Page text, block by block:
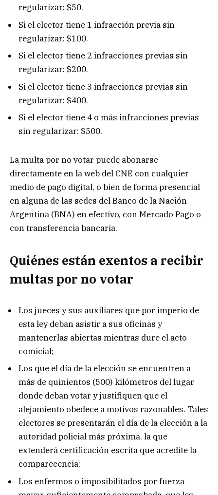
regularizar: $50.
Si el elector tiene 1 infracción previa sin
regularizar: $100.
Si el elector tiene 2 infracciones previas sin
regularizar: $200.
Si el elector tiene 3 infracciones previas sin
regularizar: $400.
Si el elector tiene 4 o más infracciones previas
sin regularizar: $500.
La multa por no votar puede abonarse
directamente en la web del CNE con cualquier
medio de pago digital, o bien de forma presencial
en alguna de las sedes del Banco de la Nación
Argentina (BNA) en efectivo, con Mercado Pago o
con transferencia bancaria.
Quiénes están exentos a recibir
multas por no votar
Los jueces y sus auxiliares que por imperio de
esta ley deban asistir a sus oficinas y
mantenerlas abiertas mientras dure el acto
comicial;
Los que el día de la elección se encuentren a
más de quinientos (500) kilómetros del lugar
donde deban votar y justifiquen que el
alejamiento obedece a motivos razonables. Tales
electores se presentarán el día de la elección a la
autoridad policial más próxima, la que
extenderá certificación escrita que acredite la
comparecencia;
Los enfermos o imposibilitados por fuerza